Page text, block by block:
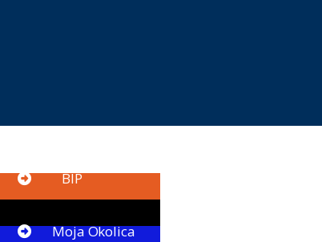
Button
BIP
Button
Moja Okolica